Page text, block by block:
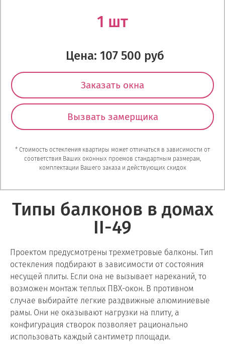
1 шт
Цена: 107 500 руб
Заказать окна
Вызвать замерщика
* Стоимость остекления квартиры может отличаться в зависимости от
соответствия Ваших оконных проемов стандартным размерам,
комплектации Вашего заказа и действующих скидок
Типы балконов в домах
II-49
Проектом предусмотрены трехметровые балконы. Тип
остекления подбирают в зависимости от состояния
несущей плиты. Если она не вызывает нареканий, то
возможен монтаж теплых ПВХ-окон. В противном
случае выбирайте легкие раздвижные алюминиевые
рамы. Они не оказывают нагрузки на плиту, а
конфигурация створок позволяет рационально
использовать каждый сантиметр площади.